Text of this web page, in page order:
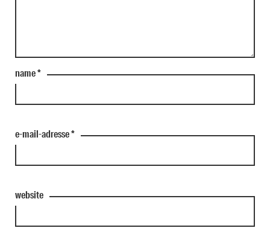
name*
e-mail-adresse*
website